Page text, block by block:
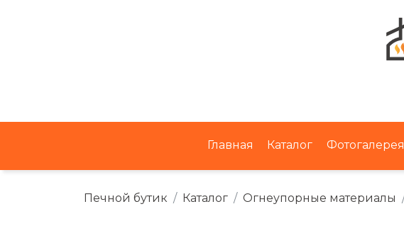
Главная Каталог Фотогалерея
Печной бутик Каталог Огнеупорные материалы